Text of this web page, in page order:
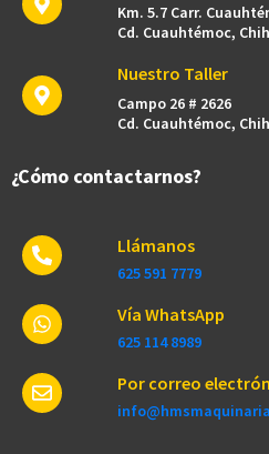
Km. 5.7 Carr.
Cd. Cuauhtémoc,
Nuestro Taller
Campo 26 # 2626
Cd. Cuauhtémoc,
¿Cómo contactarnos?
Llámanos
625 591 7779​
Vía WhatsApp
625 114 8989
Por correo